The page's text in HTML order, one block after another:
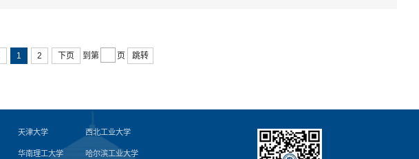
1 2 下页 到第 页 跳转
天津大学 西北工业大学
华南理工大学 哈尔滨工业大学